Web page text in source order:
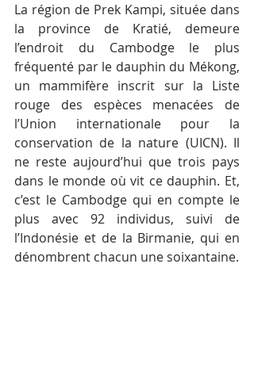
La région de Prek Kampi, située dans
la province de Kratié, demeure
l’endroit du Cambodge le plus
fréquenté par le dauphin du Mékong,
un mammifère inscrit sur la Liste
rouge des espèces menacées de
l’Union internationale pour la
conservation de la nature (UICN). Il
ne reste aujourd’hui que trois pays
dans le monde où vit ce dauphin. Et,
c’est le Cambodge qui en compte le
plus avec 92 individus, suivi de
l’Indonésie et de la Birmanie, qui en
dénombrent chacun une soixantaine.